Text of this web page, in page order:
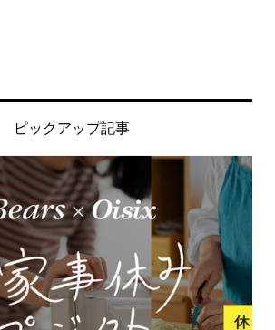
ピックアップ記事